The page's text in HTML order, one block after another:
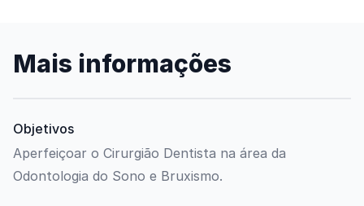
Mais informações
Objetivos
Aperfeiçoar o Cirurgião Dentista na área da
Odontologia do Sono e Bruxismo.